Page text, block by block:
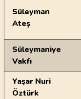
Süleyman
Ateş
Süleymaniye
Vakfı
Yaşar Nuri
Öztürk